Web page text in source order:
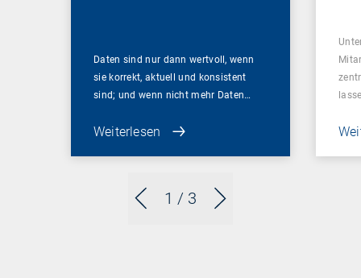
1 / 3
Daten sind nur dann wertvoll, wenn
sie korrekt, aktuell und konsistent
sind; und wenn nicht mehr Daten…
Weiterlesen